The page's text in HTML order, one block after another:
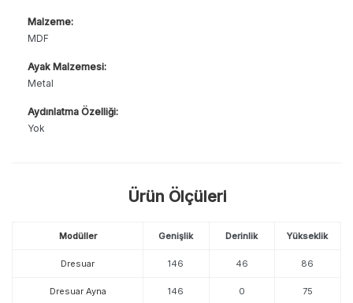
Malzeme:
MDF
Ayak Malzemesi:
Metal
Aydınlatma Özelliği:
Yok
Ürün Ölçüleri
Modüller Genişlik Derinlik Yükseklik
Dresuar 146 46 86
Dresuar Ayna 146 0 75